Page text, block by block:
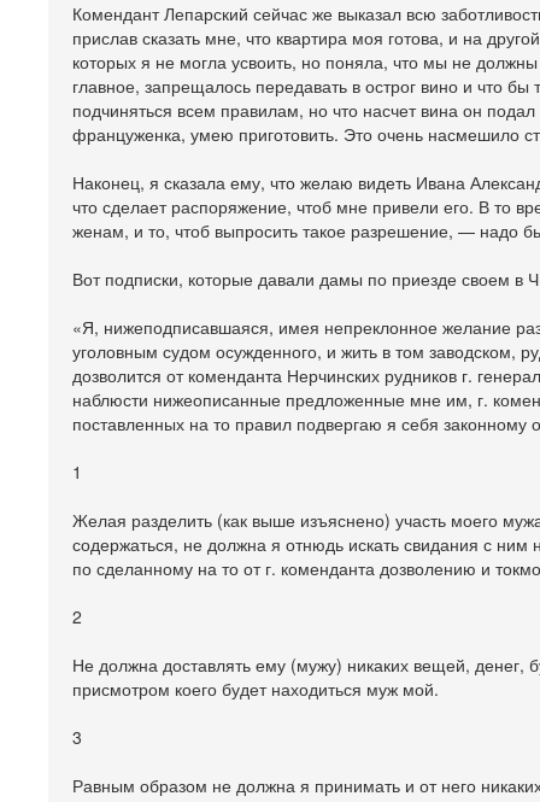
Комендант Лепарский сейчас же выказал всю
прислав сказать мне, что квартира моя готова, и на
которых я не могла усвоить, но поняла, что мы не
главное, запрещалось передавать в острог вино и что
подчиняться всем правилам, но что насчет вина он
француженка, умею приготовить. Это очень насмешило
Наконец, я сказала ему, что желаю видеть Ивана
что сделает распоряжение, чтоб мне привели его. В то
женам, и то, чтоб выпросить такое разрешение, — надо
Вот подписки, которые давали дамы по приезде своем в
«Я, нижеподписавшаяся, имея непреклонное желание
уголовным судом осужденного, и жить в том заводском,
дозволится от коменданта Нерчинских рудников г.
наблюсти нижеописанные предложенные мне им, г.
поставленных на то правил подвергаю я себя
1
Желая разделить (как выше изъяснено) участь моего
содержаться, не должна я отнюдь искать свидания с
по сделанному на то от г. коменданта дозволению и
2
Не должна доставлять ему (мужу) никаких вещей,
присмотром коего будет находиться муж мой.
3
Равным образом не должна я принимать и от него